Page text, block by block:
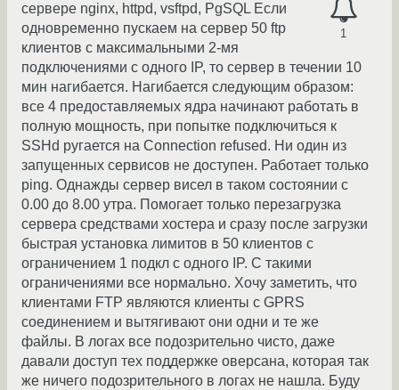
1
сервере nginx, httpd, vsftpd, PgSQL Если
одновременно пускаем на сервер 50 ftp
клиентов с максимальными 2-мя
подключениями с одного IP, то сервер в течении 10
мин нагибается. Нагибается следующим образом:
все 4 предоставляемых ядра начинают работать в
полную мощность, при попытке подключиться к
SSHd ругается на Connection refused. Ни один из
запущенных сервисов не доступен. Работает только
ping. Однажды сервер висел в таком состоянии с
0.00 до 8.00 утра. Помогает только перезагрузка
сервера средствами хостера и сразу после загрузки
быстрая установка лимитов в 50 клиентов с
ограничением 1 подкл с одного IP. С такими
ограничениями все нормально. Хочу заметить, что
клиентами FTP являются клиенты с GPRS
соединением и вытягивают они одни и те же
файлы. В логах все подозрительно чисто, даже
давали доступ тех поддержке оверсана, которая так
же ничего подозрительного в логах не нашла. Буду